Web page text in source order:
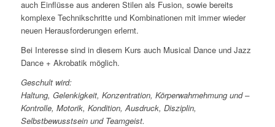
auch Einflüsse aus anderen Stilen als Fusion, sowie bereits
komplexe Technikschritte und Kombinationen mit immer wieder
neuen Herausforderungen erlernt.
Bei Interesse sind in diesem Kurs auch Musical Dance und Jazz
Dance + Akrobatik möglich.
Geschult wird:
Haltung, Gelenkigkeit, Konzentration, Körperwahrnehmung und –
Kontrolle, Motorik, Kondition, Ausdruck, Disziplin,
Selbstbewusstsein und Teamgeist.